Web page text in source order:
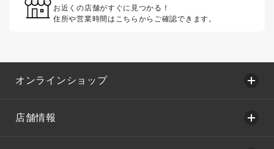
お近くの店舗がすぐに見つかる！
住所や営業時間はこちらからご確認できます。
オンラインショップ
店舗情報